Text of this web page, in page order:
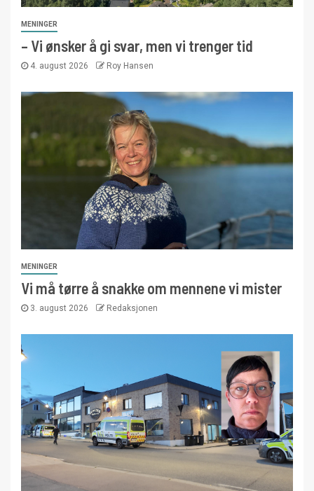
MENINGER
– Vi ønsker å gi svar, men vi trenger tid
4. august 2026 Roy Hansen
MENINGER
Vi må tørre å snakke om mennene vi mister
3. august 2026 Redaksjonen